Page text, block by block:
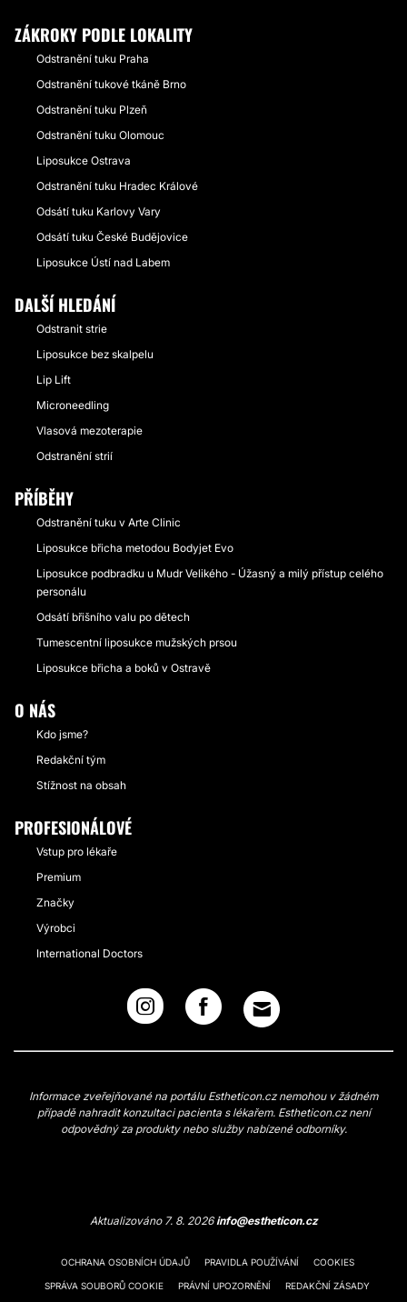
ZÁKROKY PODLE LOKALITY
Odstranění tuku Praha
Odstranění tukové tkáně Brno
Odstranění tuku Plzeň
Odstranění tuku Olomouc
Liposukce Ostrava
Odstranění tuku Hradec Králové
Odsátí tuku Karlovy Vary
Odsátí tuku České Budějovice
Liposukce Ústí nad Labem
DALŠÍ HLEDÁNÍ
Odstranit strie
Liposukce bez skalpelu
Lip Lift
Microneedling
Vlasová mezoterapie
Odstranění strií
PŘÍBĚHY
Odstranění tuku v Arte Clinic
Liposukce břicha metodou Bodyjet Evo
Liposukce podbradku u Mudr Velikého - Úžasný a milý přístup celého
personálu
Odsátí břišního valu po dětech
Tumescentní liposukce mužských prsou
Liposukce břicha a boků v Ostravě
O NÁS
Kdo jsme?
Redakční tým
Stížnost na obsah
PROFESIONÁLOVÉ
Vstup pro lékaře
Premium
Značky
Výrobci
International Doctors
Informace zveřejňované na portálu Estheticon.cz nemohou v žádném
případě nahradit konzultaci pacienta s lékařem. Estheticon.cz není
odpovědný za produkty nebo služby nabízené odborníky.
Aktualizováno 7. 8. 2026info@estheticon.cz
OCHRANA OSOBNÍCH ÚDAJŮ PRAVIDLA POUŽÍVÁNÍ COOKIES
SPRÁVA SOUBORŮ COOKIE PRÁVNÍ UPOZORNĚNÍ REDAKČNÍ ZÁSADY